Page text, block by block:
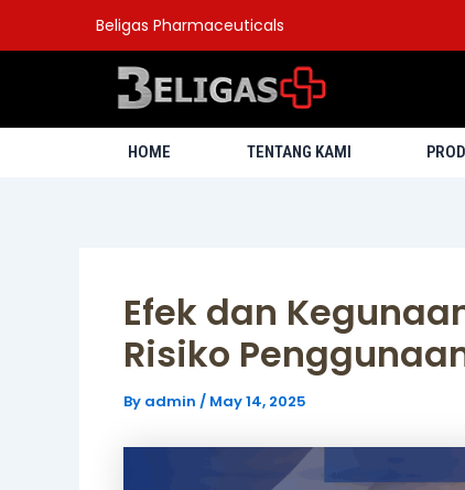
Beligas Pharmaceuticals
HOME TENTANG KAMI
Efek dan
Risiko
By admin / May 14, 2025
Post
navigation